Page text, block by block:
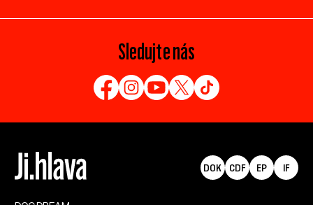
Sledujte nás
DOK CDF EP IF